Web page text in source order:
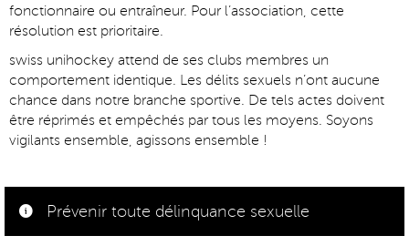
fonctionnaire ou entraîneur. Pour l’association, cette
résolution est prioritaire.
swiss unihockey attend de ses clubs membres un
comportement identique. Les délits sexuels n’ont aucune
chance dans notre branche sportive. De tels actes doivent
être réprimés et empêchés par tous les moyens. Soyons
vigilants ensemble, agissons ensemble !
Prévenir toute délinquance sexuelle